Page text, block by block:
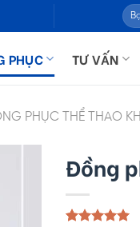
Tìm
kiếm:
PHỤC TƯ VẤN
PHỤC THỂ THAO
Đồng